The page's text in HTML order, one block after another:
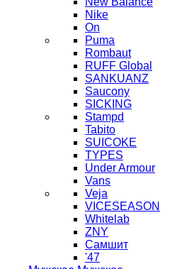
Nike
On
Puma
Rombaut
RUFF Global
SANKUANZ
Saucony
SICKING
Stampd
Tabito
SUICOKE
TYPES
Under Armour
Vans
Veja
VICESEASON
Whitelab
ZNY
Самшит
'47